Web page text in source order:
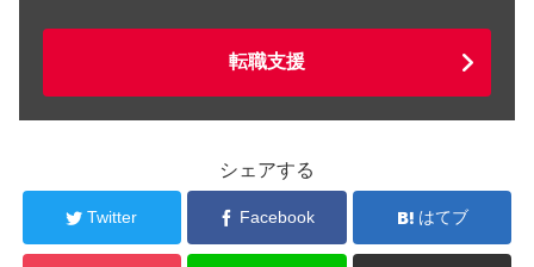
転職支援
シェアする
Twitter Facebook はてブ